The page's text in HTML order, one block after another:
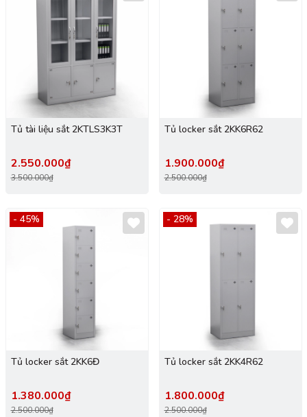
Tủ tài liệu sắt 2KTLS3K3T
2.550.000₫
3.500.000₫
Tủ locker sắt 2KK6R62
1.900.000₫
2.500.000₫
- 45%
Tủ locker sắt 2KK6Đ
1.380.000₫
2.500.000₫
- 28%
Tủ locker sắt 2KK4R62
1.800.000₫
2.500.000₫